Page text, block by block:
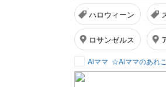
ハロウィーン
ロサンゼルス
Aiママ ☆Aiママのあれ